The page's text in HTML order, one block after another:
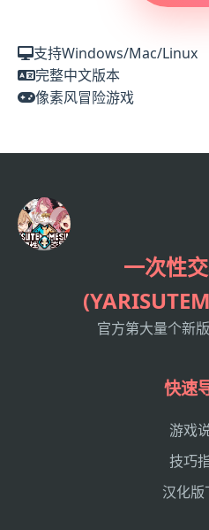
支持Windows/Mac/Linux
完整中文版本
像素风冒险游戏
一次性
官方第大量个新
快速
游戏
技巧
汉化版